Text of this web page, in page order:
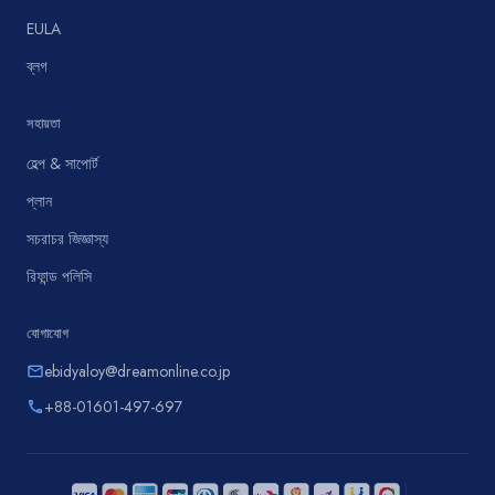
EULA
ব্লগ
সহায়তা
হেল্প & সাপোর্ট
প্লান
সচরাচর জিজ্ঞাস্য
রিফান্ড পলিসি
যোগাযোগ
emailebidyaloy@dreamonline.co.jp
phone+88-01601-497-697